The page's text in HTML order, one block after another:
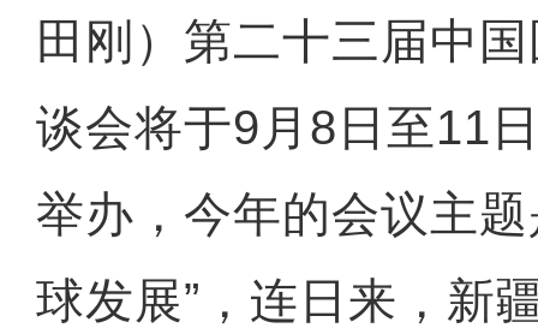
田刚）第二十三届中
谈会将于9月8日至11
举办，今年的会议主
球发展”，连日来，新